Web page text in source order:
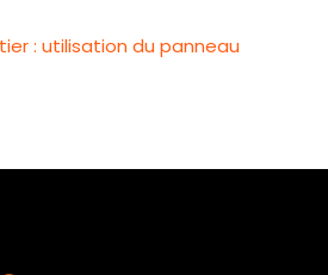
: utilisation du panneau